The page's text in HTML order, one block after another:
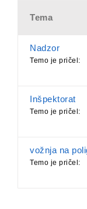
Tema
Nadzor
Temo je pričel:
Inšpektorat
Temo je pričel:
vožnja na
Temo je pričel: